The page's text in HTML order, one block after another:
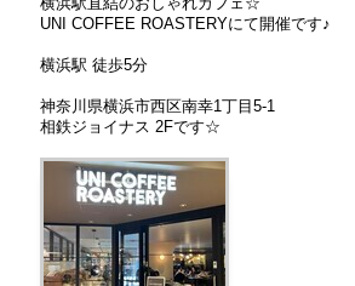
UNI COFFEE ROASTERYにて開催です♪
横浜駅 徒歩5分
神奈川県横浜市西区南幸1丁目5-1
相鉄ジョイナス 2Fです☆